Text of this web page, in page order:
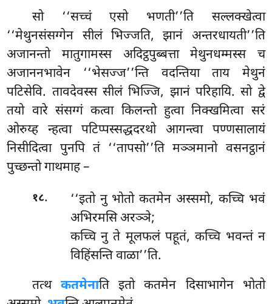
सो ‘‘सच्चं एसो भणती’’ति सल्लक्खेत्वा
‘‘मेथुनसंसग्गेन सीलं भिज्जति, झानं अन्तरधायती’’ति
अजानन्तो मातुगामस्स अदिट्ठपुब्बत्ता मेथुनधम्मस्स च
अजाननभावेन ‘‘भेसज्ज’’न्ति वदन्तिया ताय मेथुनं
पटिसेवि. तावदेवस्स सीलं भिज्जि, झानं परिहायि. सो द्वे
तयो वारे संसग्गं कत्वा किलन्तो हुत्वा निक्खमित्वा सरं
ओरुय्ह न्हत्वा पटिप्पस्सद्धदरथो आगन्त्वा पण्णसालायं
निसीदित्वा पुनपि तं ‘‘तापसो’’ति मञ्ञमानो वसनट्ठानं
पुच्छन्तो गाथमाह –
१८.
‘‘इतो नु भोतो कतमेन अस्समो, कच्चि भवं
अभिरमसि अरञ्ञे;
कच्चि नु ते मूलफलं पहूतं, कच्चि भवन्तं न
विहिंसन्ति वाळा’’ति.
तत्थकतमेनाति इतो कतमेन दिसाभागेन भोतो